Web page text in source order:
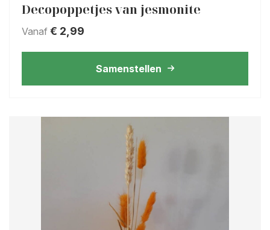
Decopoppetjes van jesmonite
Vanaf € 2,99
Samenstellen